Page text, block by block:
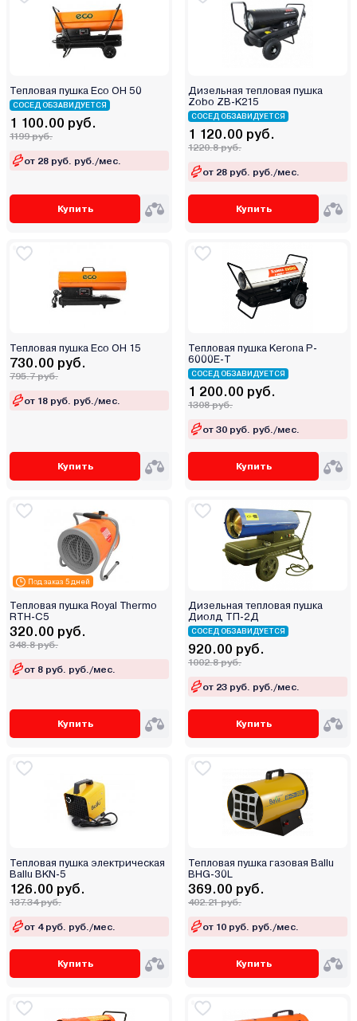
Тепловая пушка Eco OH 50
СОСЕД ОБЗАВИДУЕТСЯ
1 100.00 руб.
1199 руб.
от 28 руб. руб./мес.
Купить
Дизельная тепловая пушка
Zobo ZB-K215
СОСЕД ОБЗАВИДУЕТСЯ
1 120.00 руб.
1220.8 руб.
от 28 руб. руб./мес.
Купить
Тепловая пушка Eco OH 15
730.00 руб.
795.7 руб.
от 18 руб. руб./мес.
Купить
Тепловая пушка Kerona P-
6000E-T
СОСЕД ОБЗАВИДУЕТСЯ
1 200.00 руб.
1308 руб.
от 30 руб. руб./мес.
Купить
Под заказ 5 дней
Тепловая пушка Royal Thermo
RTH-C5
320.00 руб.
348.8 руб.
от 8 руб. руб./мес.
Купить
Дизельная тепловая пушка
Диолд ТП-2Д
СОСЕД ОБЗАВИДУЕТСЯ
920.00 руб.
1002.8 руб.
от 23 руб. руб./мес.
Купить
Тепловая пушка электрическая
Ballu BKN-5
126.00 руб.
137.34 руб.
от 4 руб. руб./мес.
Купить
Тепловая пушка газовая Ballu
BHG-30L
369.00 руб.
402.21 руб.
от 10 руб. руб./мес.
Купить